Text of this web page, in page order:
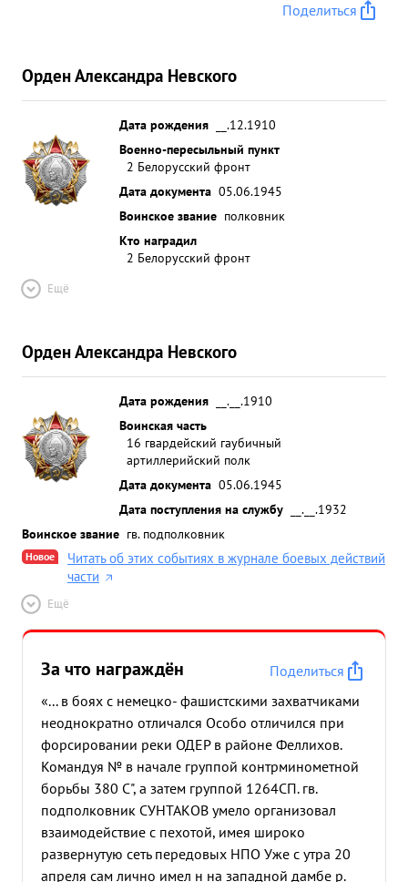
Поделиться
Орден Александра Невского
Дата рождения
__.12.1910
Военно-пересыльный пункт
2 Белорусский фронт
Дата документа 05.06.1945
Воинское звание полковник
Кто наградил
2 Белорусский фронт
Ещё
Орден Александра Невского
Дата рождения
__.__.1910
Воинская часть
16 гвардейский гаубичный
артиллерийский полк
Дата документа 05.06.1945
Дата поступления на службу
__.__.1932
Воинское звание гв. подполковник
Новое
Читать об этих событиях в журнале боевых действий
части
Ещё
За что награждён
Поделиться
«... в боях с немецко- фашистскими захватчиками
неоднократно отличался Особо отличился при
форсировании реки ОДЕР в районе Феллихов.
Командуя № в начале группой контрминометной
борьбы 380 С", а затем группой 1264СП. гв.
подполковник СУНТАКОВ умело организовал
взаимодействие с пехотой, имея широко
развернутую сеть передовых НПО Уже с утра 20
апреля сам лично имел н на западной дамбе р.